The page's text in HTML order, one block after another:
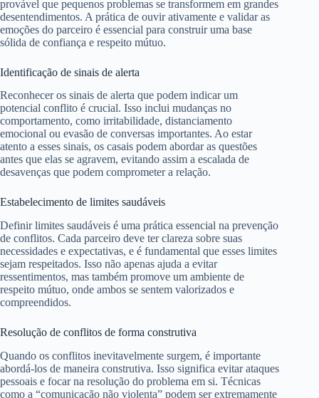
provável que pequenos problemas se transformem em grandes
desentendimentos. A prática de ouvir ativamente e validar as
emoções do parceiro é essencial para construir uma base
sólida de confiança e respeito mútuo.
Identificação de sinais de alerta
Reconhecer os sinais de alerta que podem indicar um
potencial conflito é crucial. Isso inclui mudanças no
comportamento, como irritabilidade, distanciamento
emocional ou evasão de conversas importantes. Ao estar
atento a esses sinais, os casais podem abordar as questões
antes que elas se agravem, evitando assim a escalada de
desavenças que podem comprometer a relação.
Estabelecimento de limites saudáveis
Definir limites saudáveis é uma prática essencial na prevenção
de conflitos. Cada parceiro deve ter clareza sobre suas
necessidades e expectativas, e é fundamental que esses limites
sejam respeitados. Isso não apenas ajuda a evitar
ressentimentos, mas também promove um ambiente de
respeito mútuo, onde ambos se sentem valorizados e
compreendidos.
Resolução de conflitos de forma construtiva
Quando os conflitos inevitavelmente surgem, é importante
abordá-los de maneira construtiva. Isso significa evitar ataques
pessoais e focar na resolução do problema em si. Técnicas
como a “comunicação não violenta” podem ser extremamente